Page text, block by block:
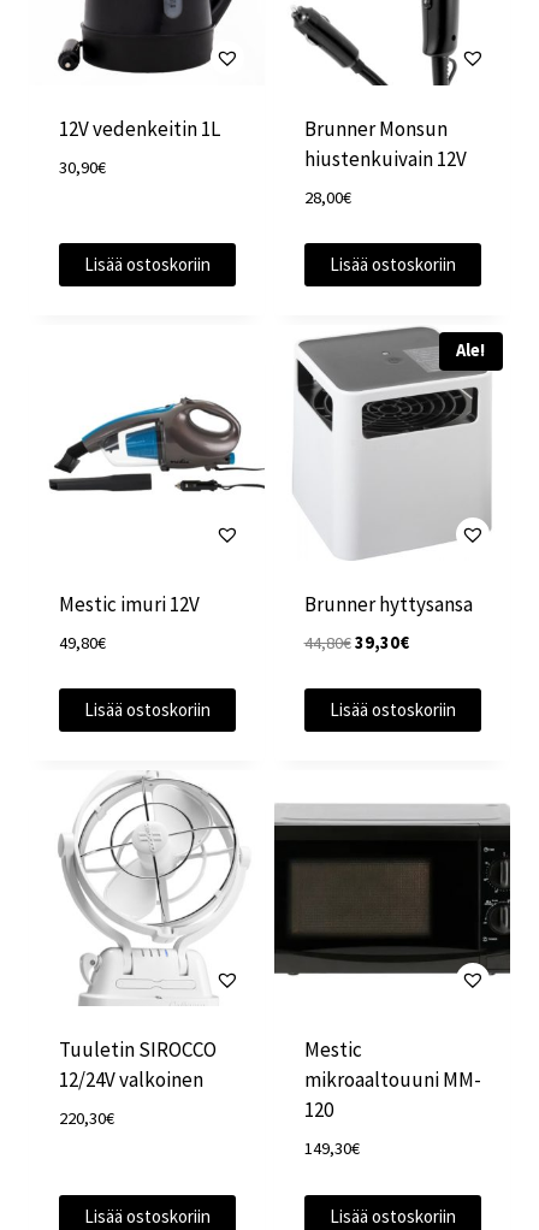
12V vedenkeitin 1L
30,90€
Lisää ostoskoriin
Brunner Monsun
hiustenkuivain 12V
28,00€
Lisää ostoskoriin
Mestic imuri 12V
49,80€
Lisää ostoskoriin
Ale!
Brunner hyttysansa
44,80€Alkuperäinen
39,30€Nykyinen
Lisää ostoskoriin
Tuuletin SIROCCO
12/24V valkoinen
220,30€
Lisää ostoskoriin
Mestic
mikroaaltouuni MM-
120
149,30€
Lisää ostoskoriin